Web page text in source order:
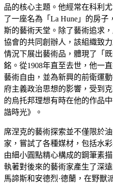
品的核心主題。他經常在科利
了一座名為「La Hune」的房子
斯的藝術天堂。除了藝術追求
協會的共同創辦人，該組織致
情況下展出藝術品，體現了「
銘。從1908年直至去世，他一
藝術自由，並為新興的前衛運
府主義政治思想的影響，受到
的烏托邦理想有時在他的作品
諧時光》。
席涅克的藝術探索並不僅限於
家，嘗試了各種媒材，包括水
由細小圓點精心構成的鋼筆素
執著對後來的藝術家產生了深
馬諦斯和安德烈·德蘭，在野獸